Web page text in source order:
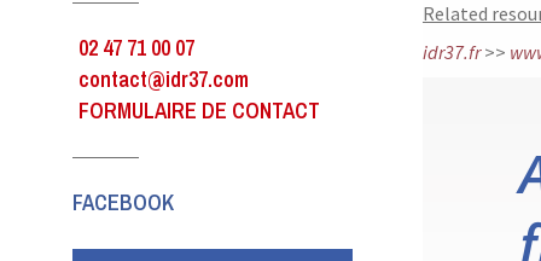
02 47 71 00 07
contact@idr37.com
FORMULAIRE DE CONTACT
FACEBOOK
Related
idr37.fr>>